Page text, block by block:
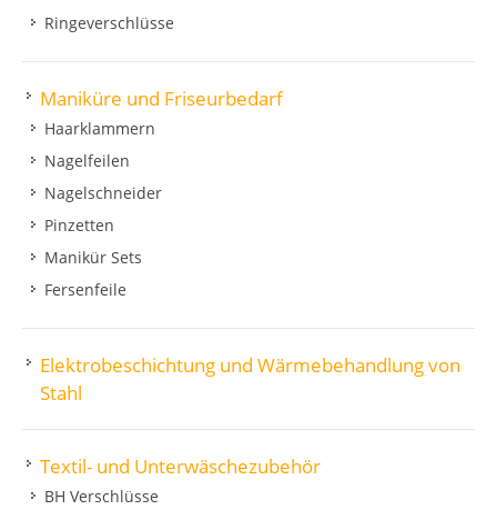
Ringeverschlüsse
Maniküre und Friseurbedarf
Haarklammern
Nagelfeilen
Nagelschneider
Pinzetten
Manikür Sets
Fersenfeile
Elektrobeschichtung und Wärmebehandlung von
Stahl
Textil- und Unterwäschezubehör
BH Verschlüsse